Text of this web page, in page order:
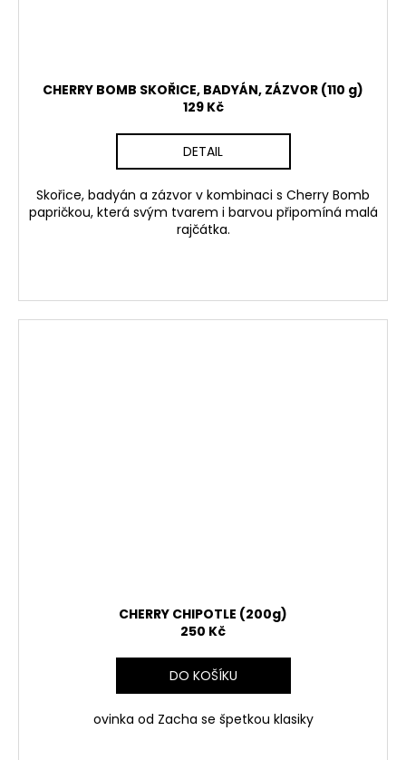
CHERRY BOMB SKOŘICE, BADYÁN, ZÁZVOR (110 g)
129 Kč
DETAIL
Skořice, badyán a zázvor v kombinaci s Cherry Bomb
papričkou, která svým tvarem i barvou připomíná malá
rajčátka.
CHERRY CHIPOTLE (200g)
250 Kč
DO KOŠÍKU
ovinka od Zacha se špetkou klasiky